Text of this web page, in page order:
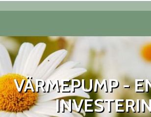
VÄRMEPUMP -